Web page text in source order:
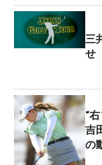
三
せ
“
吉
の